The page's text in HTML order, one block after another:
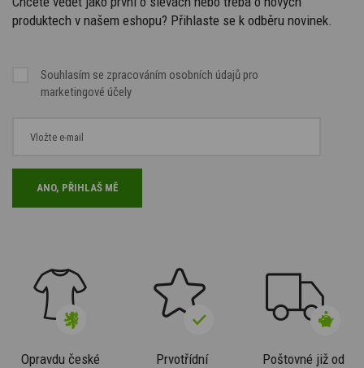
produktech v našem eshopu? Přihlaste se k odběru novinek.
Souhlasím se zpracováním osobních údajů pro
marketingové účely
Opravdu české
Prvotřídní
Poštovné již od